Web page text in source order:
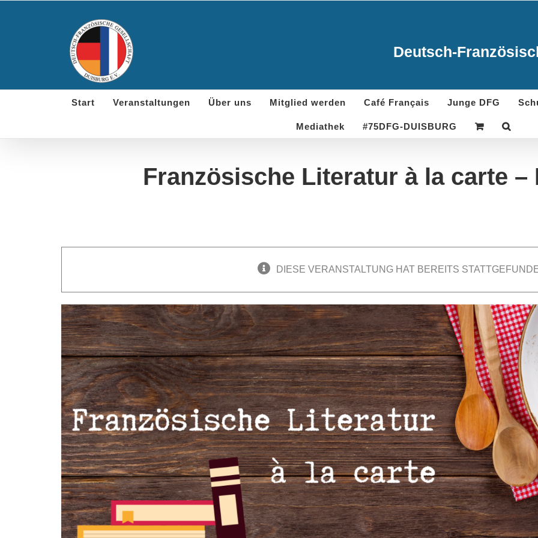
Deutsch-
Start Veranstaltungen Über uns Mitglied werden Café Français Junge DFG
Mediathek #75DFG-DUISBURG
Französische Literatur à la carte –
DIESE VERANSTALTUNG HAT BEREITS